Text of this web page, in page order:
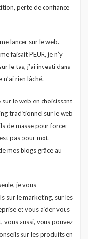
perte de confiance
lancer sur le web.
faisait PEUR, je n’y
le tas, j’ai investi dans
rien lâché.
sur le web en choisissant
traditionnel sur le web
de masse pour forcer
pas pour moi.
mes blogs grâce au
je vous
sur le marketing, sur les
et vous aider vous
vous aussi, vous pouvez
sur les produits en